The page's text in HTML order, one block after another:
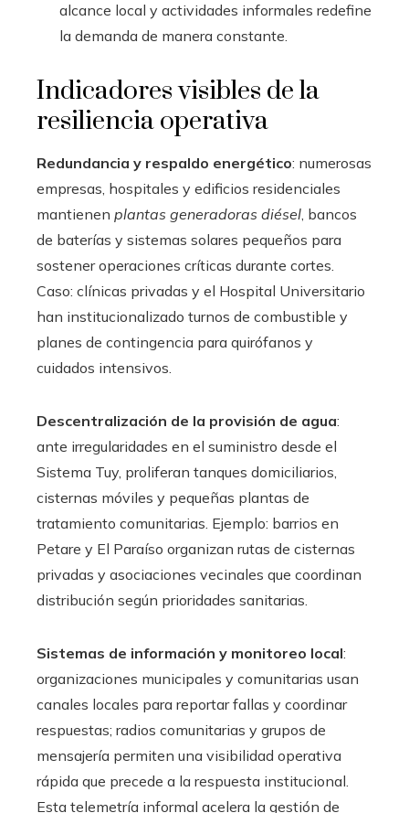
alcance local y actividades informales redefine
la demanda de manera constante.
Indicadores visibles de la
resiliencia operativa
Redundancia y respaldo energético: numerosas
empresas, hospitales y edificios residenciales
mantienen plantas generadoras diésel, bancos
de baterías y sistemas solares pequeños para
sostener operaciones críticas durante cortes.
Caso: clínicas privadas y el Hospital Universitario
han institucionalizado turnos de combustible y
planes de contingencia para quirófanos y
cuidados intensivos.
Descentralización de la provisión de agua:
ante irregularidades en el suministro desde el
Sistema Tuy, proliferan tanques domiciliarios,
cisternas móviles y pequeñas plantas de
tratamiento comunitarias. Ejemplo: barrios en
Petare y El Paraíso organizan rutas de cisternas
privadas y asociaciones vecinales que coordinan
distribución según prioridades sanitarias.
Sistemas de información y monitoreo local:
organizaciones municipales y comunitarias usan
canales locales para reportar fallas y coordinar
respuestas; radios comunitarias y grupos de
mensajería permiten una visibilidad operativa
rápida que precede a la respuesta institucional.
Esta telemetría informal acelera la gestión de